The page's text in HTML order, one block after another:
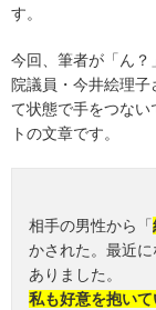
す。
今回、筆者が「ん
院議員・今井絵理
て状態で手をつな
トの文章です。
相手の男性から「
かされた。最近
ありました。
私も好意を抱い